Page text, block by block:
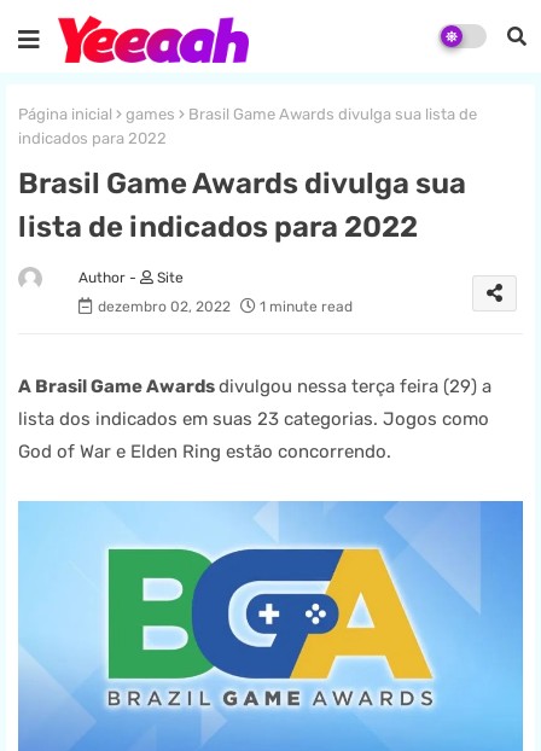
Página inicial games
Brasil Game Awards divulga sua lista de
indicados para 2022
Brasil Game Awards divulga sua
lista de indicados para 2022
Site
dezembro 02, 2022
1 minute read
A Brasil Game Awardsdivulgou nessa terça feira (29) a
lista dos indicados em suas 23 categorias. Jogos como
God of War e Elden Ring estão concorrendo.